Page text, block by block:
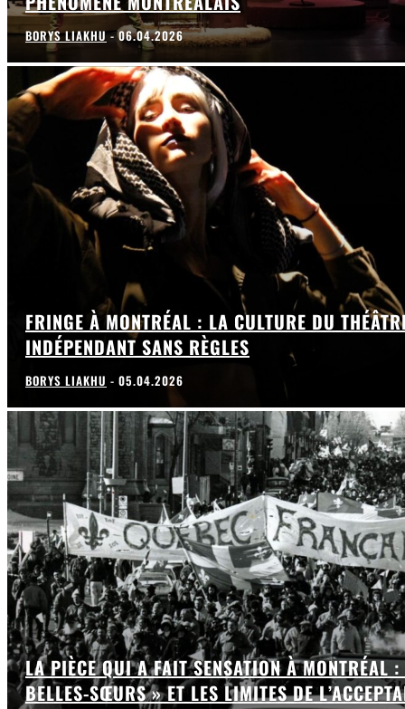
BORYS LIAKHU - 06.04.2026
FRINGE À MONTRÉAL : LA CULTURE DU
INDÉPENDANT SANS RÈGLES
BORYS LIAKHU - 05.04.2026
LA PIÈCE QUI A FAIT SENSATION À MONTRÉAL
BELLES-SŒURS » ET LES LIMITES DE